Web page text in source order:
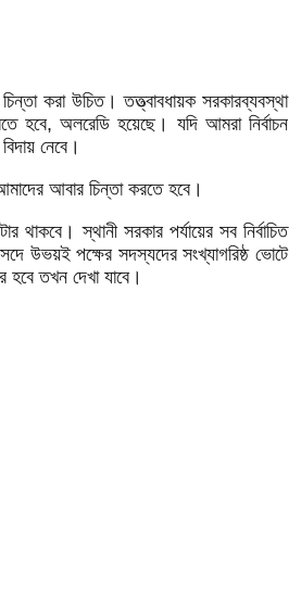
করা উচিত। তত্ত্বাবধায়ক সরকারব্যবস্থা
হবে, অলরেডি হয়েছে। যদি আমরা নির্বাচন
নেবে।
আবার চিন্তা করতে হবে।
থাকবে। স্থানী সরকার পর্যায়ের সব নির্বাচিত
উভয়ই পক্ষের সদস্যদের সংখ্যাগরিষ্ঠ ভোটে
তখন দেখা যাবে।